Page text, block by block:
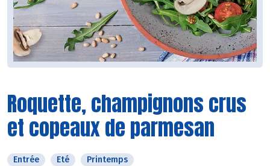
Roquette, champignons crus
et copeaux de parmesan
Entrée Eté Printemps